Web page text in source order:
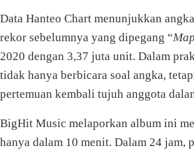
Data Hanteo Chart menunjukkan
rekor sebelumnya yang dipegang “
2020 dengan 3,37 juta unit. Dalam
tidak hanya berbicara soal angka,
pertemuan kembali tujuh anggota
BigHit Music melaporkan album ini
hanya dalam 10 menit. Dalam 24 jam,